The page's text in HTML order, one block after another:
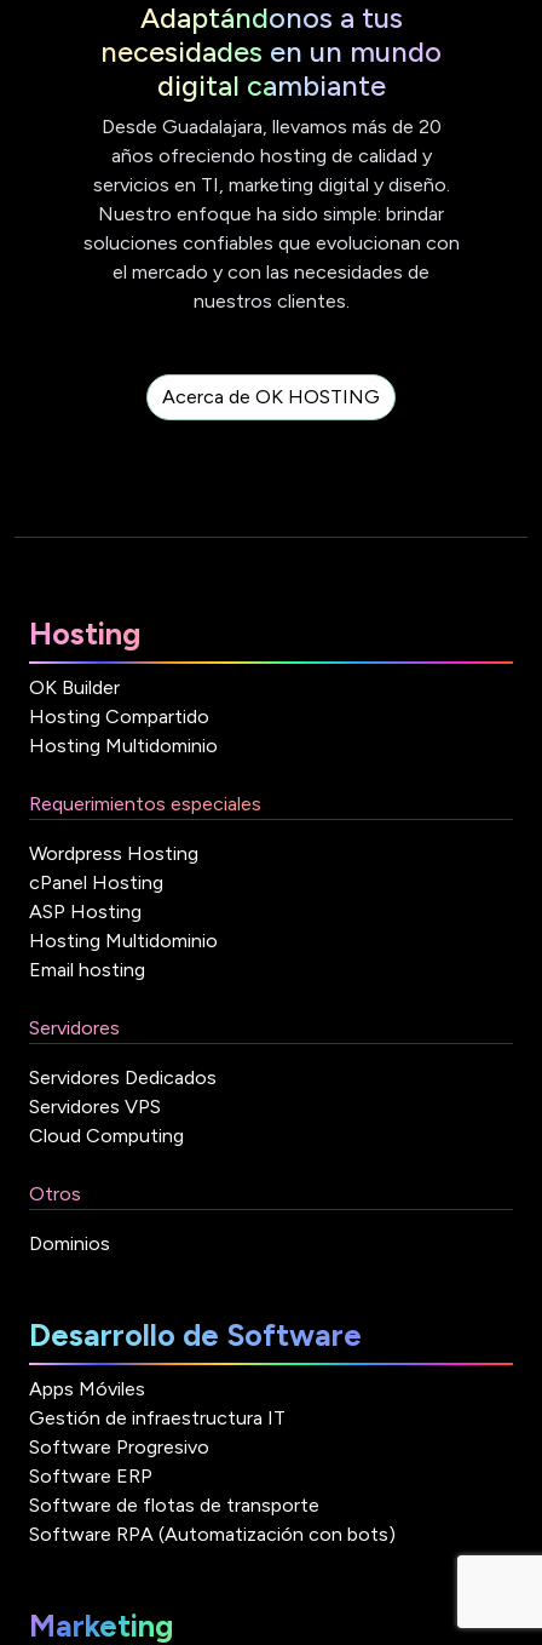
Adaptándonos a tus
necesidades en un mundo
digital cambiante
Desde Guadalajara, llevamos más de 20
años ofreciendo hosting de calidad y
servicios en TI, marketing digital y diseño.
Nuestro enfoque ha sido simple: brindar
soluciones confiables que evolucionan con
el mercado y con las necesidades de
nuestros clientes.
Acerca de OK HOSTING
Hosting
OK Builder
Hosting Compartido
Hosting Multidominio
Requerimientos especiales
Wordpress Hosting
cPanel Hosting
ASP Hosting
Hosting Multidominio
Email hosting
Servidores
Servidores Dedicados
Servidores VPS
Cloud Computing
Otros
Dominios
Desarrollo de Software
Apps Móviles
Gestión de infraestructura IT
Software Progresivo
Software ERP
Software de flotas de transporte
Software RPA (Automatización con bots)
Marketing